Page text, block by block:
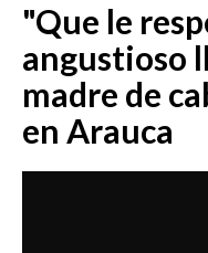
EMISIÓN
"Que le
angustioso
madre de
en Arauca